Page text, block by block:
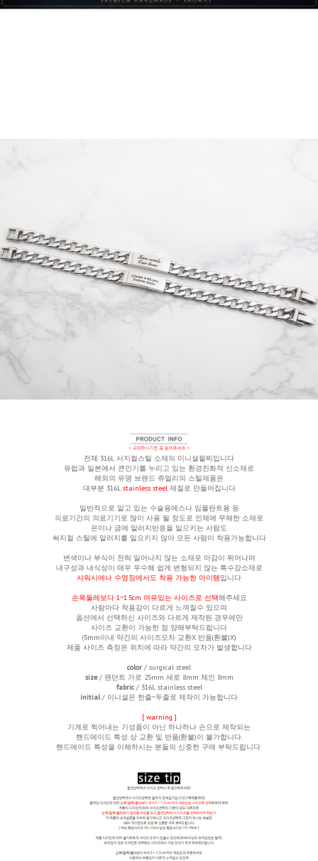
전체 316L 서지컬스틸 소재의 이니셜팔찌입니다
유럽과 일본에서 큰인기를 누리고 있는 환경친화적 신소재로
해외의 유명 브랜드 쥬얼리의 스틸제품은
대부분 316Lstainless steel 재질로 만들어집니다
일반적으로 알고 있는 수술용메스나 임플란트용 등
의료기간의 의료기기로 많이 사용 될 정도로 인체에 무해한 소재로
은이나 금에 알러지반응을 일으키는 사람도
써지컬 스틸에 알러지를 일으키지 않아 모든 사람이 착용가능합니다
변색이나 부식이 전혀 일어나지 않는 소재로 마감이 뛰어나며
내구성과 내식성이 매우 우수해 쉽게 변형되지 않는 특수강소재로
샤워시에나 수영장에서도 착용 가능한 아이템입니다
손목둘레보다 1~1.5cm 여유있는 사이즈로 선택해주세요
사람마다 착용감이 다르게 느껴질수 있으며
옵션에서 선택하신 사이즈와 다르게 제작된 경우에만
사이즈 교환이 가능한 점 양해부탁드립니다
(5mm이내 약간의 사이즈오차 교환X 반품(환불)X)
제품 사이즈 측정은 위치에 따라 약간의 오차가 발생합니다
color / surgical steel
size/ 팬던트 가로 25mm 세로 8mm 체인 8mm
fabric/ 316L stainless steel
initial/ 이니셜은 한줄~두줄로 제작이 가능합니다
[ warning ]
기계로 찍어내는 기성품이 아닌 하나하나 손으로 제작되는
핸드메이드 특성 상 교환 및 반품(환불)이 불가합니다.
핸드메이드 특성을 이해하시는 분들의 신중한 구매 부탁드립니다.